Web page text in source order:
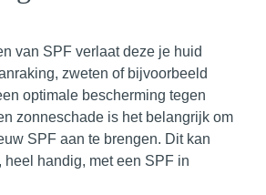
van SPF verlaat deze je huid
zweten of bijvoorbeeld
optimale bescherming tegen
zonneschade is het belangrijk om
SPF aan te brengen. Dit kan
heel handig, met een SPF in